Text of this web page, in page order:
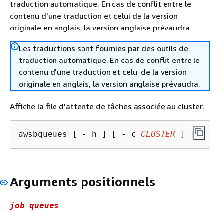
traduction automatique. En cas de conflit entre le
contenu d'une traduction et celui de la version
originale en anglais, la version anglaise prévaudra.
Les traductions sont fournies par des outils de
traduction automatique. En cas de conflit entre le
contenu d'une traduction et celui de la version
originale en anglais, la version anglaise prévaudra.
Affiche la file d'attente de tâches associée au cluster.
awsbqueues [ - h ] [ - c CLUSTER ] [ -
Arguments positionnels
job_queues